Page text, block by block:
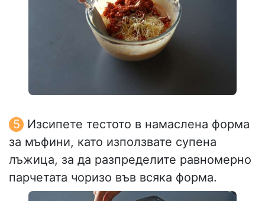
Изсипете тестото в намаслена форма
за мъфини, като използвате супена
лъжица, за да разпределите равномерно
парчетата чоризо във всяка форма.